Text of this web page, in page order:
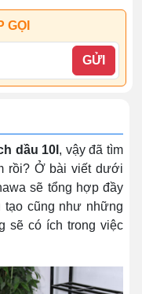
GỌI
GỬI
dầu 10l , vậy đã tìm
rồi? Ở bài viết dưới
sẽ tổng hợp đầy
tạo cũng như những
sẽ có ích trong việc